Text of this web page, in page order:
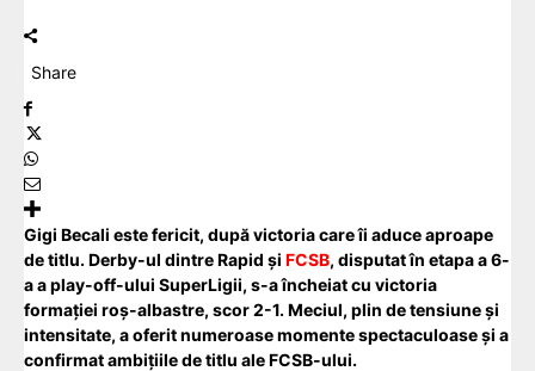
Share
Gigi Becali este fericit, după victoria care îi aduce aproape
de titlu. Derby-ul dintre Rapid și FCSB, disputat în etapa a 6-
a a play-off-ului SuperLigii, s-a încheiat cu victoria
formației roș-albastre, scor 2-1. Meciul, plin de tensiune și
intensitate, a oferit numeroase momente spectaculoase și a
confirmat ambițiile de titlu ale FCSB-ului.